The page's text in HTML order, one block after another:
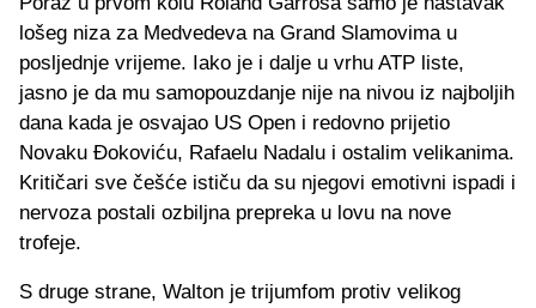
lošeg niza za Medvedeva na Grand Slamovima u
posljednje vrijeme. Iako je i dalje u vrhu ATP liste,
jasno je da mu samopouzdanje nije na nivou iz najboljih
dana kada je osvajao US Open i redovno prijetio
Novaku Đokoviću, Rafaelu Nadalu i ostalim velikanima.
Kritičari sve češće ističu da su njegovi emotivni ispadi i
nervoza postali ozbiljna prepreka u lovu na nove
trofeje.
S druge strane, Walton je trijumfom protiv velikog